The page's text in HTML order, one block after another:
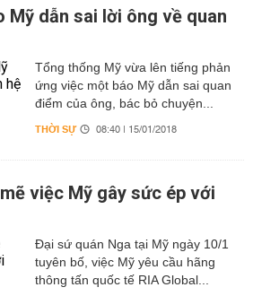
Mỹ dẫn sai lời ông về quan
Tổng thống Mỹ vừa lên tiếng phản
ứng việc một báo Mỹ dẫn sai quan
điểm của ông, bác bỏ chuyện...
THỜI SỰ 08:40 | 15/01/2018
việc Mỹ gây sức ép với
Đại sứ quán Nga tại Mỹ ngày 10/1
tuyên bố, việc Mỹ yêu cầu hãng
thông tấn quốc tế RIA Global...